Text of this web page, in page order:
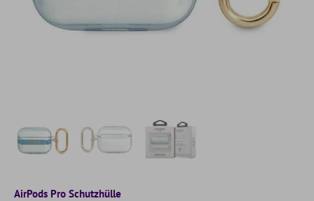
AirPods Pro Schutzhülle